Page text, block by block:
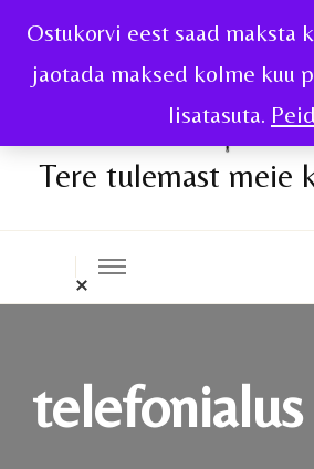
Ostukorvi eest saad maksta
jaotada maksed kolme kuu
lisatasuta.
Tere tulemast meie
telefonialus